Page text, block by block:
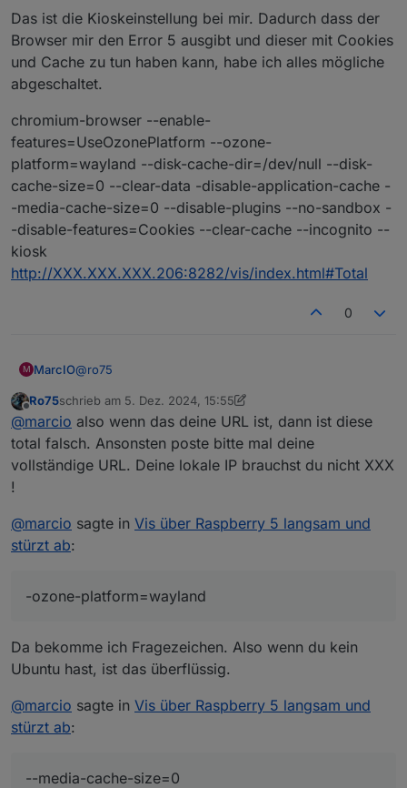
Das ist die Kioskeinstellung bei mir. Dadurch dass der
Browser mir den Error 5 ausgibt und dieser mit Cookies
und Cache zu tun haben kann, habe ich alles mögliche
abgeschaltet.
chromium-browser --enable-
features=UseOzonePlatform --ozone-
platform=wayland --disk-cache-dir=/dev/null --disk-
cache-size=0 --clear-data -disable-application-cache -
-media-cache-size=0 --disable-plugins --no-sandbox -
-disable-features=Cookies --clear-cache --incognito --
kiosk
http://XXX.XXX.XXX.206:8282/vis/index.html#Total
0
M MarcIO@ro75
Das ist die Kioskeinstellung bei mir. Dadurch dass der
Browser mir den Error 5 ausgibt und dieser mit
Cookies und Cache zu tun haben kann, habe ich alles
mögliche abgeschaltet.
chromium-browser --enable-
features=UseOzonePlatform --ozone-
platform=wayland --disk-cache-dir=/dev/null --disk-
--disable-features=Cookies --clear-cache --incognito
Offline
Ro75schrieb am 5. Dez. 2024, 15:55
zuletzt editiert von Ro7512. Mai 2024, 16:59
@marcio also wenn das deine URL ist, dann ist diese
total falsch. Ansonsten poste bitte mal deine
vollständige URL. Deine lokale IP brauchst du nicht XXX
!
@marcio sagte in Vis über Raspberry 5 langsam und
stürzt ab:
-ozone-platform=wayland
Da bekomme ich Fragezeichen. Also wenn du kein
Ubuntu hast, ist das überflüssig.
@marcio sagte in Vis über Raspberry 5 langsam und
stürzt ab:
--media-cache-size=0